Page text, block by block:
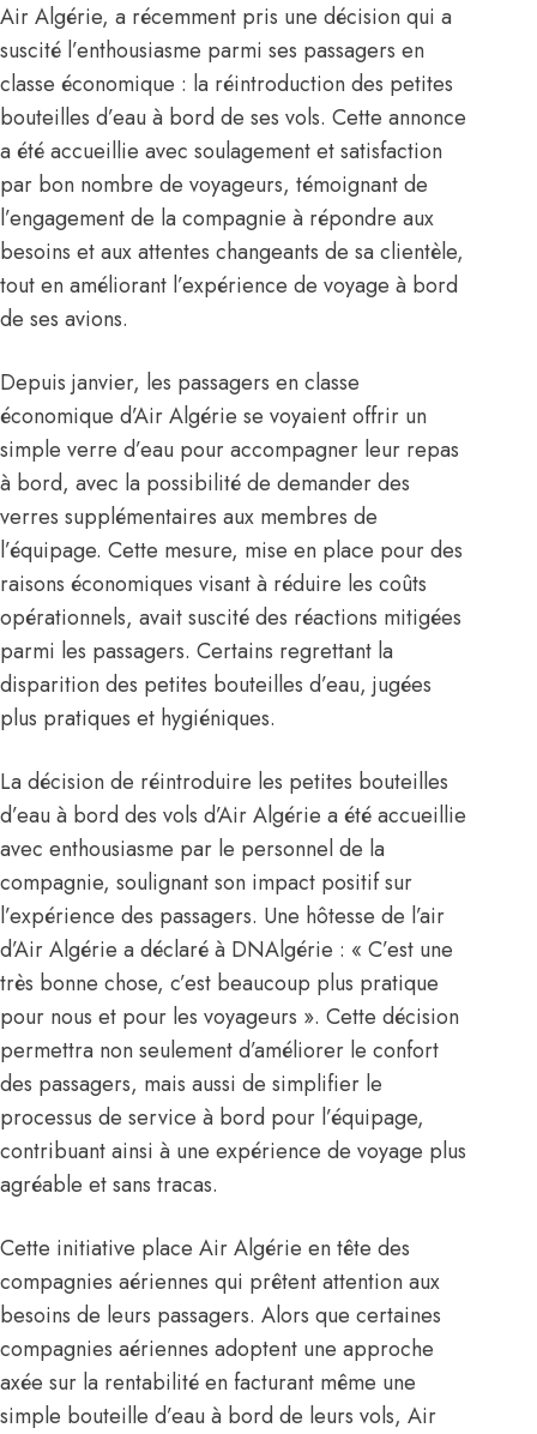
Air Algérie, a récemment pris une décision qui a
suscité l’enthousiasme parmi ses passagers en
classe économique : la réintroduction des petites
bouteilles d’eau à bord de ses vols. Cette annonce
a été accueillie avec soulagement et satisfaction
par bon nombre de voyageurs, témoignant de
l’engagement de la compagnie à répondre aux
besoins et aux attentes changeants de sa clientèle,
tout en améliorant l’expérience de voyage à bord
de ses avions.
Depuis janvier, les passagers en classe
économique d’Air Algérie se voyaient offrir un
simple verre d’eau pour accompagner leur repas
à bord, avec la possibilité de demander des
verres supplémentaires aux membres de
l’équipage. Cette mesure, mise en place pour des
raisons économiques visant à réduire les coûts
opérationnels, avait suscité des réactions mitigées
parmi les passagers. Certains regrettant la
disparition des petites bouteilles d’eau, jugées
plus pratiques et hygiéniques.
La décision de réintroduire les petites bouteilles
d’eau à bord des vols d’Air Algérie a été accueillie
avec enthousiasme par le personnel de la
compagnie, soulignant son impact positif sur
l’expérience des passagers. Une hôtesse de l’air
d’Air Algérie a déclaré à DNAlgérie : « C’est une
très bonne chose, c’est beaucoup plus pratique
pour nous et pour les voyageurs ». Cette décision
permettra non seulement d’améliorer le confort
des passagers, mais aussi de simplifier le
processus de service à bord pour l’équipage,
contribuant ainsi à une expérience de voyage plus
agréable et sans tracas.
Cette initiative place Air Algérie en tête des
compagnies aériennes qui prêtent attention aux
besoins de leurs passagers. Alors que certaines
compagnies aériennes adoptent une approche
axée sur la rentabilité en facturant même une
simple bouteille d’eau à bord de leurs vols, Air